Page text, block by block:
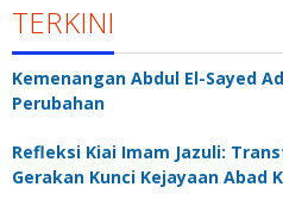
TERKINI
Kemenangan Abdul El-Sayed
Perubahan
Refleksi Kiai Imam Jazuli:
Gerakan Kunci Kejayaan Abad